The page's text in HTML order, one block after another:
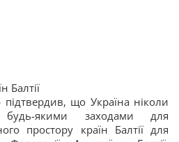
Балтії
що Україна ніколи
якими заходами для
простору країн Балтії для